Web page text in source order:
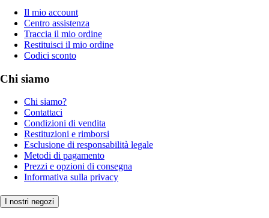
Il mio account
Centro assistenza
Traccia il mio ordine
Restituisci il mio ordine
Codici sconto
Chi siamo
Chi siamo?
Contattaci
Condizioni di vendita
Restituzioni e rimborsi
Esclusione di responsabilità legale
Metodi di pagamento
Prezzi e opzioni di consegna
Informativa sulla privacy
I nostri negozi